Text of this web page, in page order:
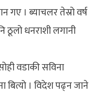
गए । ब्याचलर तेस्रो वर्ष
ठूलो धनराशी लगानी
वडाकी सविना
बित्यो । विदेश पढ्न जाने